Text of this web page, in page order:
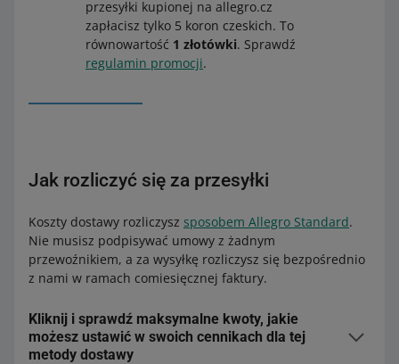
od 879 CZK
płatnością przy odbiorze doliczymy opłatę za usługę
Allegro International Odbiór w Punkcie Czechy
Allegro International Automaty Paczkowe Czechy: 29
CZK.
Zobacz, kiedy dostanieszzwrot opłat za przesyłki Smart!
Aby skorzystać z tej opcji:
przejdź do zakładkiZamówienia
zmienić.
przesyłki kupionej na allegro.cz
zapłacisz tylko 5 koron czeskich. To
równowartość 1 złotówki. Sprawdź
regulamin promocji.
Jak rozliczyć się za przesyłki
Koszty dostawy rozliczysz sposobem Allegro Standard.
Nie musisz podpisywać umowy z żadnym
przewoźnikiem, a za wysyłkę rozliczysz się bezpośrednio
z nami w ramach comiesięcznej faktury.
Kliknij i sprawdź maksymalne kwoty, jakie
możesz ustawić w swoich cennikach dla tej
metody dostawy